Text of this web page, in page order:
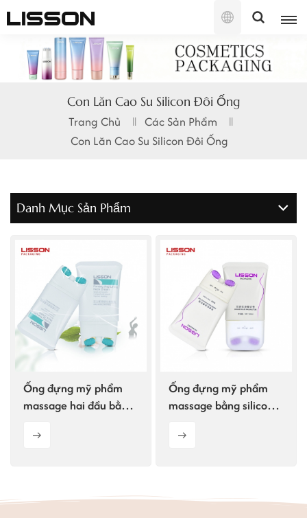
Tiếng
English
français
русский
ไทย
Con Lăn Cao Su Silicon Đôi Ống
Trang Chủ
Các Sản Phẩm
Con Lăn Cao Su Silicon Đôi Ống
Danh Mục Sản Phẩm
Ống đựng mỹ phẩm
massage hai đầu bằng
Ống đựng mỹ phẩm
massage bằng silicon